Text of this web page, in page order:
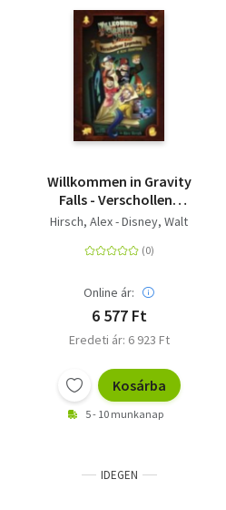
Willkommen in Gravity
Falls - Verschollene
Legenden - 4 neue
Hirsch, Alex - Disney, Walt
Online ár:
6 577 Ft
Eredeti ár: 6 923 Ft
Kosárba
5 - 10 munkanap
IDEGEN